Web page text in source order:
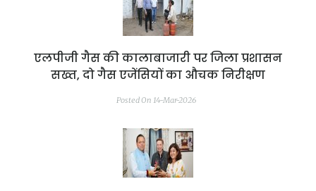
एलपीजी गैस की कालाबाजारी पर जिला प्रशासन
सख्त, दो गैस एजेंसियों का औचक निरीक्षण
Posted On 14-Mar-2026